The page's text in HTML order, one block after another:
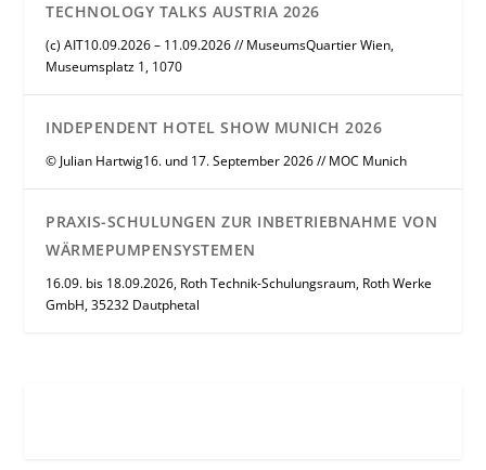
TECHNOLOGY TALKS AUSTRIA 2026
(c) AIT10.09.2026 – 11.09.2026 // MuseumsQuartier Wien,
Museumsplatz 1, 1070
INDEPENDENT HOTEL SHOW MUNICH 2026
© Julian Hartwig16. und 17. September 2026 // MOC Munich
PRAXIS-SCHULUNGEN ZUR INBETRIEBNAHME VON
WÄRMEPUMPENSYSTEMEN
16.09. bis 18.09.2026, Roth Technik-Schulungsraum, Roth Werke
GmbH, 35232 Dautphetal